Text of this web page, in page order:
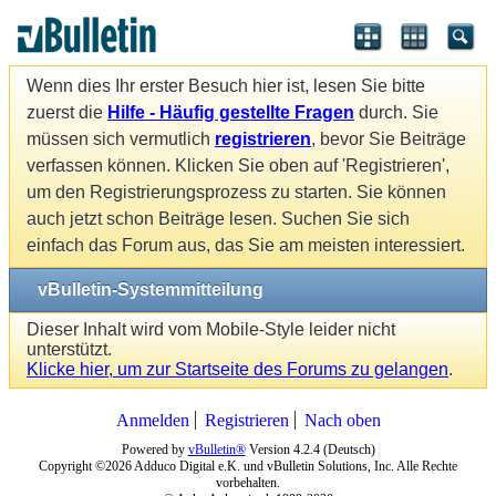
Wenn dies Ihr erster Besuch hier ist, lesen Sie bitte
zuerst die Hilfe - Häufig gestellte Fragen durch. Sie
müssen sich vermutlich registrieren, bevor Sie Beiträge
verfassen können. Klicken Sie oben auf 'Registrieren',
um den Registrierungsprozess zu starten. Sie können
auch jetzt schon Beiträge lesen. Suchen Sie sich
einfach das Forum aus, das Sie am meisten interessiert.
vBulletin-Systemmitteilung
Dieser Inhalt wird vom Mobile-Style leider nicht
unterstützt.
Klicke hier, um zur Startseite des Forums zu gelangen.
Anmelden Registrieren Nach oben
Powered by vBulletin®Version 4.2.4 (Deutsch)
Copyright ©2026 Adduco Digital e.K. und vBulletin Solutions, Inc. Alle Rechte
vorbehalten.